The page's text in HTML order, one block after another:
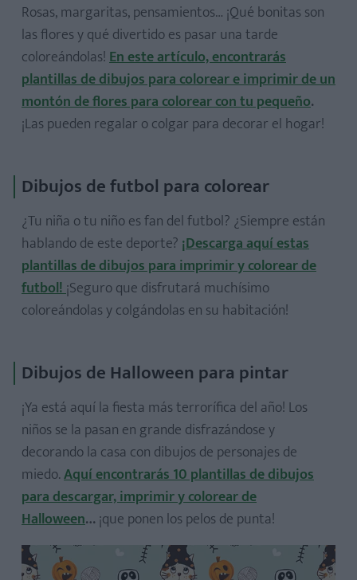
Rosas, margaritas, pensamientos… ¡Qué bonitas son
las flores y qué divertido es pasar una tarde
coloreándolas!En este artículo, encontrarás
plantillas de dibujos para colorear e imprimir de un
montón de flores para colorear con tu pequeño.
¡Las pueden regalar o colgar para decorar el hogar!
Dibujos de futbol para colorear
¿Tu niña o tu niño es fan del futbol? ¿Siempre están
hablando de este deporte? ¡Descarga aquí estas
plantillas de dibujos para imprimir y colorear de
futbol!¡Seguro que disfrutará muchísimo
coloreándolas y colgándolas en su habitación!
Dibujos de Halloween para pintar
¡Ya está aquí la fiesta más terrorífica del año! Los
niños se la pasan en grande disfrazándose y
decorando la casa con dibujos de personajes de
miedo.Aquí encontrarás 10 plantillas de dibujos
para descargar, imprimir y colorear de
Halloween…¡que ponen los pelos de punta!